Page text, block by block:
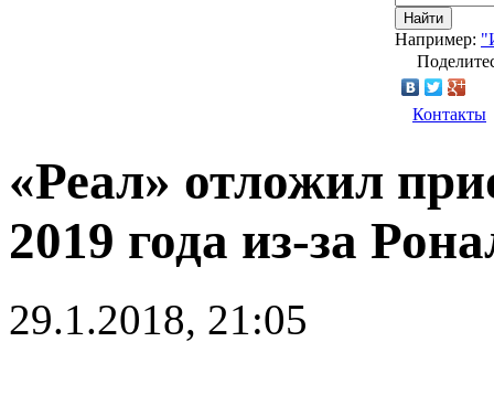
Найти
Например:
Контакты
«Реал» отложил
2019 года из-за
29.1.2018, 21:05